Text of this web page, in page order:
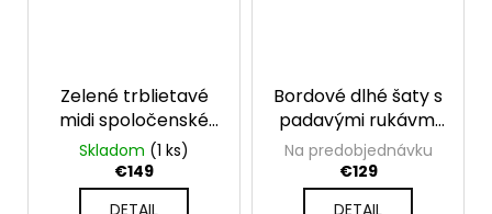
Zelené trblietavé
midi spoločenské
šaty
Skladom (1 ks)
€149
Bordové dlhé šaty s
padavými rukávmi
Valentina
Na predobjednávku
€129